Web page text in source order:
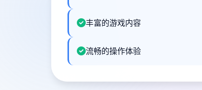
丰富的游戏内容
流畅的操作体验